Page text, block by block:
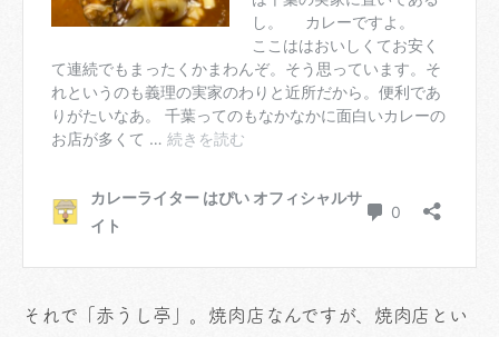
それで「赤うし亭」。焼肉店なんですが、焼肉店とい